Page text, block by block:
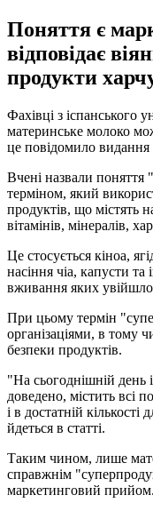
Поняття є
відповідає
продукти
Фахівці з іспанського
материнське молоко
це повідомило видання
Вчені назвали
терміном, який
продуктів, що містять
вітамінів, мінералів,
Це стосується кіноа,
насіння чіа, капусти
вживання яких увійшло
При цьому термін
організаціями, в тому
безпеки продуктів.
"На сьогоднішній день
доведено, містить всі
і в достатній
йдеться в статті.
Таким чином, лише
справжнім
маркетинговий прийом.